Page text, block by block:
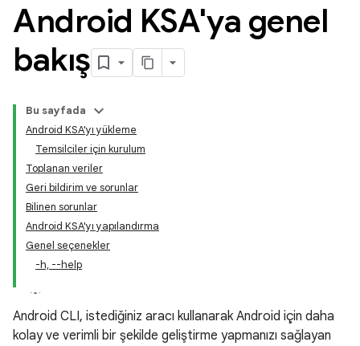
Android KSA'ya genel
bakış
Bu sayfada
Android KSA'yı yükleme
Temsilciler için kurulum
Toplanan veriler
Geri bildirim ve sorunlar
Bilinen sorunlar
Android KSA'yı yapılandırma
Genel seçenekler
-h, --help
Android CLI, istediğiniz aracı kullanarak Android için daha
kolay ve verimli bir şekilde geliştirme yapmanızı sağlayan